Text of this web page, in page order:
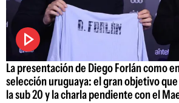
La presentación de Diego Forlán como
selección uruguaya: el gran objetivo
la sub 20 y la charla pendiente con el